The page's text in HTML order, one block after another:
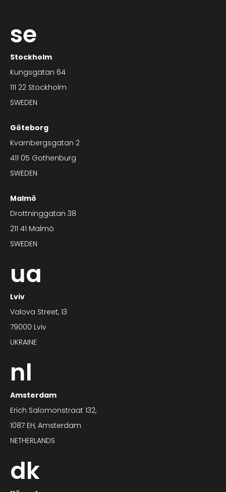
se
Stockholm
Kungsgatan 64
111 22 Stockholm
SWEDEN
Göteborg
Kvarnbergsgatan 2
411 05 Gothenburg
SWEDEN
Malmö
Drottninggatan 38
211 41 Malmö
SWEDEN
ua
Lviv
Valova Street, 13
79000 Lviv
UKRAINE
nl
Amsterdam
Erich Salomonstraat 132,
1087 EH, Amsterdam
NETHERLANDS
dk